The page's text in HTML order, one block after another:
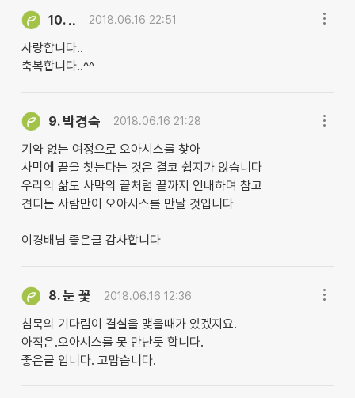
10. .. 2018.06.16 22:51
사랑합니다..
축복합니다..^^
9. 박경숙 2018.06.16 21:28
기약 없는 여정으로 오아시스를 찾아
사막에 끝을 찾는다는 것은 결코 쉽지가 않습니다
우리의 삶도 사막의 끝처럼 끝까지 인내하며 참고
견디는 사람만이 오아시스를 만날 것입니다
이경배님 좋은글 감사합니다
8.눈 꽃 2018.06.16 12:36
침묵의 기다림이 결실을 맺을때가 있겠지요.
아직은.오아시스를 못 만난듯 합니다.
좋은글 입니다. 고맙습니다.